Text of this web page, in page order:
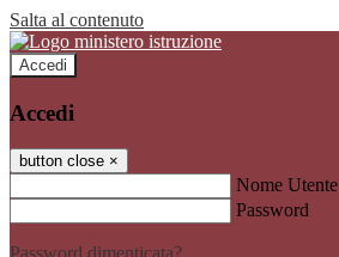
Salta al contenuto
Accedi
Accedi
button close ×
Nome Utente
Password